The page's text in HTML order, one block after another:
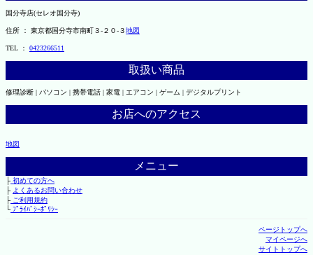
国分寺店(セレオ国分寺)
住所 ： 東京都国分寺市南町３-２０-３地図
TEL ： 0423266511
取扱い商品
修理診断 | パソコン | 携帯電話 | 家電 | エアコン | ゲーム | デジタルプリント
お店へのアクセス
地図
メニュー
├初めての方へ
├ よくあるお問い合わせ
├ご利用規約
└ﾌﾟﾗｲﾊﾞｼｰﾎﾟﾘｼｰ
ページトップへ
マイページへ
サイトトップへ